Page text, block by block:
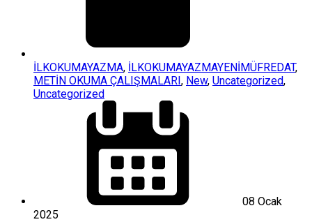
İLKOKUMAYAZMA, İLKOKUMAYAZMAYENİMÜFREDAT,
METİN OKUMA ÇALIŞMALARI, New, Uncategorized,
Uncategorized
08 Ocak
2025